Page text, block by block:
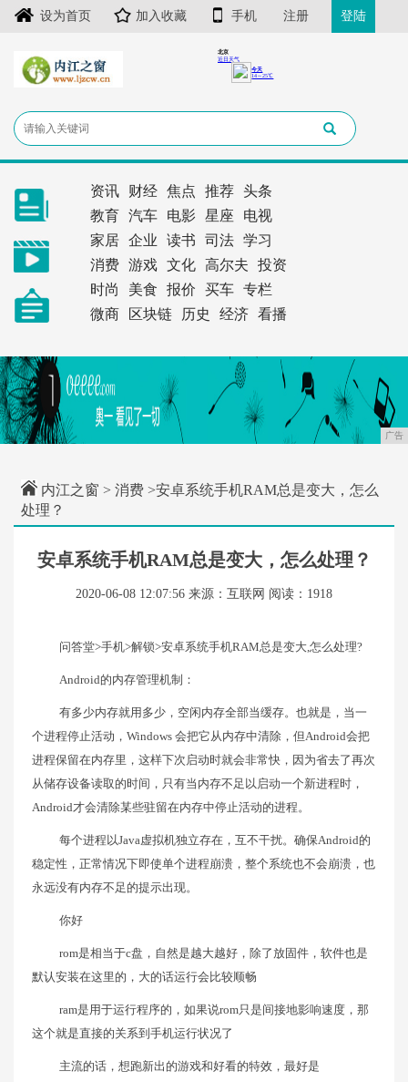
设为首页 加入收藏 手机 注册 登陆
资讯 财经 焦点 推荐
头条
教育
汽车 电影 星座
电视
家居
企业 读书 司法
学习
消费
游戏 文化 高尔夫
投资
时尚
美食 报价 买车
专栏
微商
区块链 历史 经济 看播
广告
内江之窗 > 消费 >安卓系统手机RAM总是变大，怎么
处理？
安卓系统手机RAM总是变大，怎么处理？
2020-06-08 12:07:56 来源：互联网 阅读：1918
问答堂>手机>解锁>安卓系统手机RAM总是变大,怎么处理?
Android的内存管理机制：
有多少内存就用多少，空闲内存全部当缓存。也就是，当一
个进程停止活动，Windows 会把它从内存中清除，但Android会把
进程保留在内存里，这样下次启动时就会非常快，因为省去了再次
从储存设备读取的时间，只有当内存不足以启动一个新进程时，
Android才会清除某些驻留在内存中停止活动的进程。
每个进程以Java虚拟机独立存在，互不干扰。确保Android的
稳定性，正常情况下即使单个进程崩溃，整个系统也不会崩溃，也
永远没有内存不足的提示出现。
你好
rom是相当于c盘，自然是越大越好，除了放固件，软件也是
默认安装在这里的，大的话运行会比较顺畅
ram是用于运行程序的，如果说rom只是间接地影响速度，那
这个就是直接的关系到手机运行状况了
主流的话，想跑新出的游戏和好看的特效，最好是